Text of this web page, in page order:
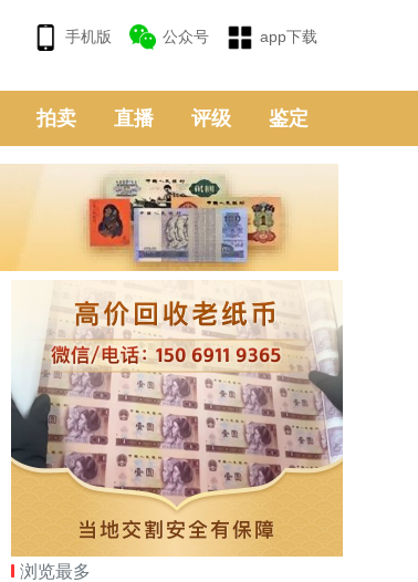
手机版 公众号 app下载
拍卖 直播 评级 鉴定
浏览最多